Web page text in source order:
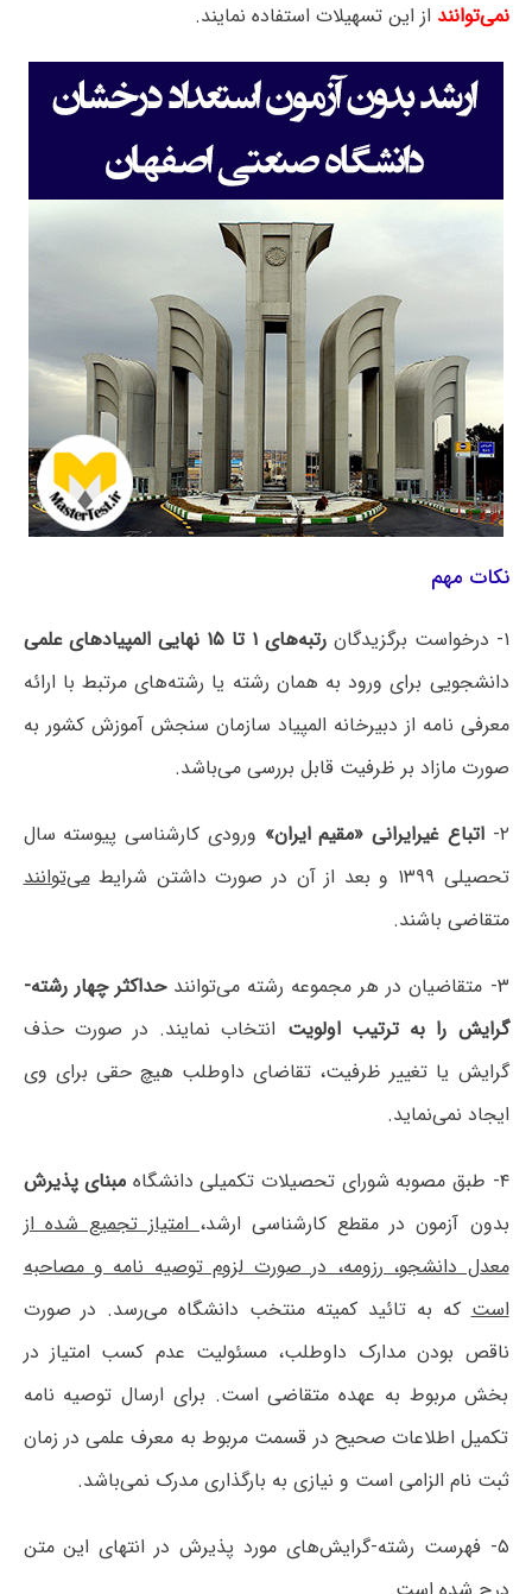
نمی‌توانند از این تسهیلات استفاده نمایند.
نکات مهم
۱- درخواست برگزیدگان
رتبه‌های ۱ تا ۱۵ نهایی المپیادهای علمی
دانشجویی برای ورود به همان رشته یا رشته‌های مرتبط با ارائه
معرفی نامه از دبیرخانه المپیاد سازمان سنجش آموزش کشور به
صورت مازاد بر ظرفیت قابل بررسی می‌باشد.
۲- اتباع غیرایرانی «مقیم ایران» ورودی کارشناسی پیوسته سال
تحصیلی ۱۳۹۹ و بعد از آن در صورت داشتن شرایط
می‌توانند
متقاضی باشند.
۳- متقاضیان در هر مجموعه رشته می‌توانند
حداکثر چهار رشته-
گرایش را به ترتیب اولویت انتخاب نمایند. در صورت حذف
گرایش یا تغییر ظرفیت، تقاضای داوطلب هیچ حقی برای وی
ایجاد نمی‌نماید.
۴- طبق مصوبه شورای تحصیلات تکمیلی دانشگاه
مبنای پذیرش
بدون آزمون در مقطع کارشناسی ارشد،امتیاز تجمیع شده از
معدل دانشجو، رزومه، در صورت لزوم توصیه نامه و مصاحبه
استکه به تائید کمیته منتخب دانشگاه می‌رسد. در صورت
ناقص بودن مدارک داوطلب، مسئولیت‌ عدم کسب امتیاز در
بخش مربوط به عهده متقاضی است. برای ارسال توصیه نامه
تکمیل اطلاعات صحیح در قسمت مربوط به معرف علمی در زمان
ثبت نام الزامی است و نیازی به بارگذاری مدرک نمی‌باشد.
۵- فهرست رشته-گرایش‌های مورد پذیرش در انتهای این متن